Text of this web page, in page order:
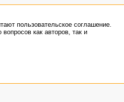
пользовательское соглашение.
как авторов, так и